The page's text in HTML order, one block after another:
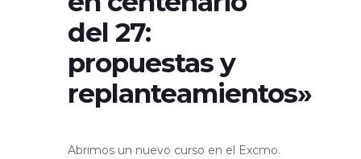
del 27:
propuestas y
replanteamientos»
Abrimos un nuevo curso en el Excmo.